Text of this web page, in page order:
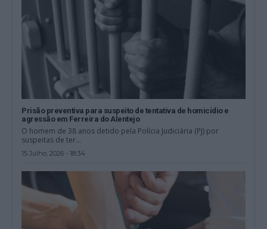
Prisão preventiva para suspeito de tentativa de homicídio e
agressão em Ferreira do Alentejo
O homem de 38 anos detido pela Polícia Judiciária (PJ) por
suspeitas de ter...
15 Julho, 2026 - 18:34